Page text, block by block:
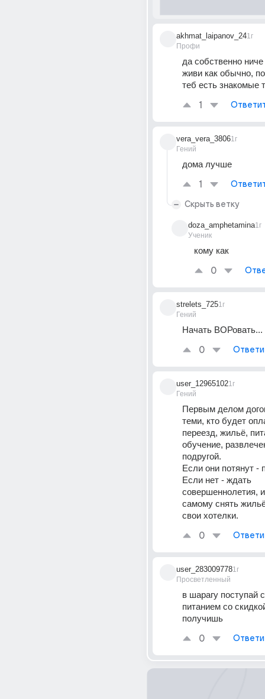
akhmat_laipanov_24
Профи
1г
да собственно
живи как обычно,
теб есть знакомые
1
vera_vera_3806
Гений
1г
дома лучше
1
Скрыть ветку
doza_amphetamina
Ученик
1г
кому как
0
strelets_725
Гений
1г
Начать ВОРовать...
0
user_12965102
Гений
1г
Первым делом
теми, кто будет
переезд, жильё,
обучение,
подругой.
Если они потянут -
Если нет - ждать
совершеннолетия,
самому снять
свои хотелки.
0
user_283009778
Просветленный
1г
в шарагу поступай
питанием со
получишь
0